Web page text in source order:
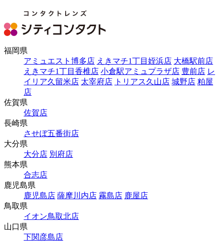
福岡県
アミュエスト博多店 えきマチ1丁目姪浜店 大橋駅前店
えきマチ1丁目香椎店 小倉駅アミュプラザ店 豊前店 レ
イリア久留米店 太宰府店 トリアス久山店 城野店 粕屋
店
佐賀県
佐賀店
長崎県
させぼ五番街店
大分県
大分店 別府店
熊本県
合志店
鹿児島県
鹿児島店 薩摩川内店 霧島店 鹿屋店
鳥取県
イオン鳥取北店
山口県
下関彦島店